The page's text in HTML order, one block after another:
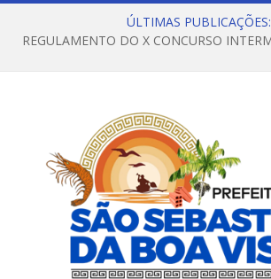
ÚLTIMAS PUBLICAÇÕES: